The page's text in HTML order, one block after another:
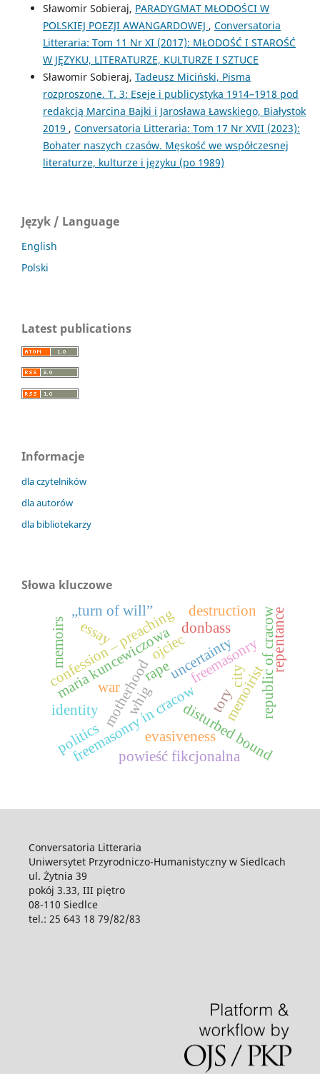
Sławomir Sobieraj, PARADYGMAT MŁODOŚCI W
POLSKIEJ POEZJI AWANGARDOWEJ , Conversatoria
Litteraria: Tom 11 Nr XI (2017): MŁODOŚĆ I STAROŚĆ
W JĘZYKU, LITERATURZE, KULTURZE I SZTUCE
Sławomir Sobieraj, Tadeusz Miciński, Pisma
rozproszone. T. 3: Eseje i publicystyka 1914–1918 pod
redakcją Marcina Bajki i Jarosława Ławskiego, Białystok
2019 , Conversatoria Litteraria: Tom 17 Nr XVII (2023):
Bohater naszych czasów. Męskość we współczesnej
literaturze, kulturze i języku (po 1989)
Język / Language
English
Polski
Latest publications
Informacje
dla czytelników
dla autorów
dla bibliotekarzy
Słowa kluczowe
freemasonry
freemasonry in cracow
republic of cracow
motherhoodrape
disturbed bound
maria kuncewiczowa
confession – preaching
memoirs
memoirist
uncertainty
evasiveness
ojciec
powieść fikcjonalna
identity
donbass
city
war
destruction
essay
tory
whig
„turn of will” repentance
politics
Conversatoria Litteraria
Uniwersytet Przyrodniczo-Humanistyczny w Siedlcach
ul. Żytnia 39
pokój 3.33, III piętro
08-110 Siedlce
tel.: 25 643 18 79/82/83